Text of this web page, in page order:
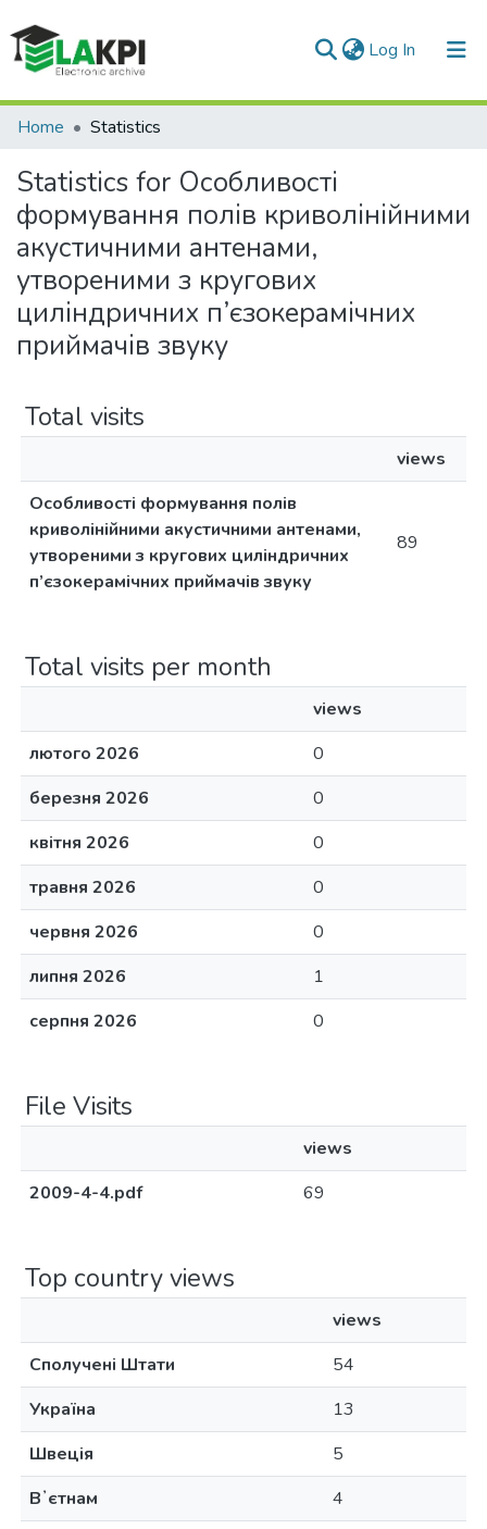
Log In (current)
Communities & Collections
All of DSpace
Home Statistics
Statistics for Особливості
формування полів криволінійними
акустичними антенами,
утвореними з кругових
циліндричних п’єзокерамічних
приймачів звуку
Total visits
views
Особливості формування полів
криволінійними акустичними антенами,
утвореними з кругових циліндричних
п’єзокерамічних приймачів звуку
89
Total visits per month
views
лютого 2026
0
березня 2026
0
квітня 2026
0
травня 2026
0
червня 2026
0
липня 2026
1
серпня 2026
0
File Visits
views
2009-4-4.pdf
69
Top country views
views
Сполучені Штати
54
Україна
13
Швеція
5
Вʼєтнам
4